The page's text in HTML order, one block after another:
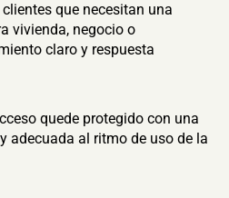
que necesitan una
vivienda, negocio o
claro y respuesta
quede protegido con una
adecuada al ritmo de uso de la